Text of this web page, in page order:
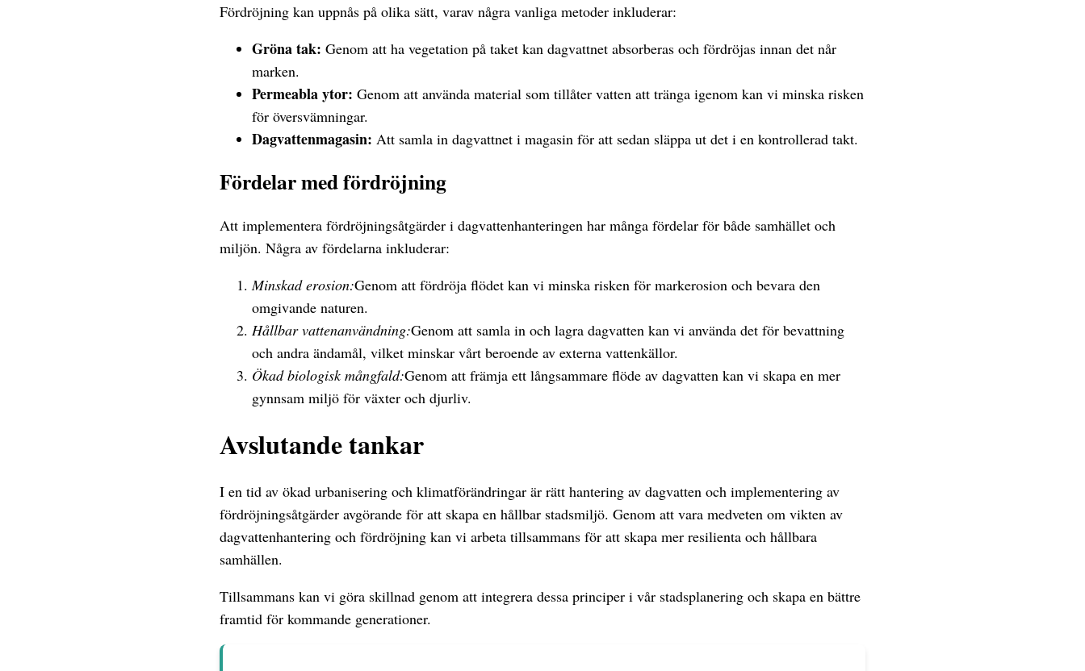
Fördröjning kan uppnås på olika sätt, varav några vanliga metoder inkluderar:
Gröna tak: Genom att ha vegetation på taket kan dagvattnet absorberas och fördröjas innan det når
marken.
Permeabla ytor: Genom att använda material som tillåter vatten att tränga igenom kan vi minska risken
för översvämningar.
Dagvattenmagasin: Att samla in dagvattnet i magasin för att sedan släppa ut det i en kontrollerad takt.
Fördelar med fördröjning
Att implementera fördröjningsåtgärder i dagvattenhanteringen har många fördelar för både samhället och
miljön. Några av fördelarna inkluderar:
Minskad erosion:Genom att fördröja flödet kan vi minska risken för markerosion och bevara den
omgivande naturen.
Hållbar vattenanvändning:Genom att samla in och lagra dagvatten kan vi använda det för bevattning
och andra ändamål, vilket minskar vårt beroende av externa vattenkällor.
Ökad biologisk mångfald:Genom att främja ett långsammare flöde av dagvatten kan vi skapa en mer
gynnsam miljö för växter och djurliv.
Avslutande tankar
I en tid av ökad urbanisering och klimatförändringar är rätt hantering av dagvatten och implementering av
fördröjningsåtgärder avgörande för att skapa en hållbar stadsmiljö. Genom att vara medveten om vikten av
dagvattenhantering och fördröjning kan vi arbeta tillsammans för att skapa mer resilienta och hållbara
samhällen.
Tillsammans kan vi göra skillnad genom att integrera dessa principer i vår stadsplanering och skapa en bättre
framtid för kommande generationer.